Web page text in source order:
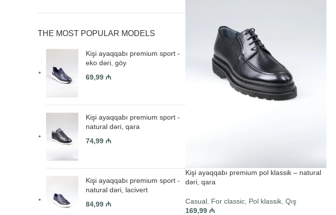
THE MOST POPULAR MODELS
Kişi ayaqqabı premium sport -
eko dəri, göy
69,99 ₼
Kişi ayaqqabı premium sport -
natural dəri, qara
74,99 ₼
Kişi ayaqqabı premium sport -
natural dəri, lacivert
84,99 ₼
Kişi ayaqqabı premium pol klassik – natural
dəri, qara
Casual For classic Pol klassik Qış
169,99 ₼